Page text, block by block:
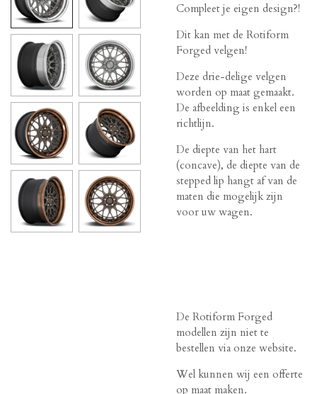
Compleet je eigen design?!
Dit kan met de Rotiform
Forged velgen!
Deze drie-delige velgen
worden op maat gemaakt.
De afbeelding is enkel een
richtlijn.
De diepte van het hart
(concave), de diepte van de
stepped lip hangt af van de
maten die mogelijk zijn
voor uw wagen.
De Rotiform Forged
modellen zijn niet te
bestellen via onze website.
Wel kunnen wij een offerte
op maat maken.